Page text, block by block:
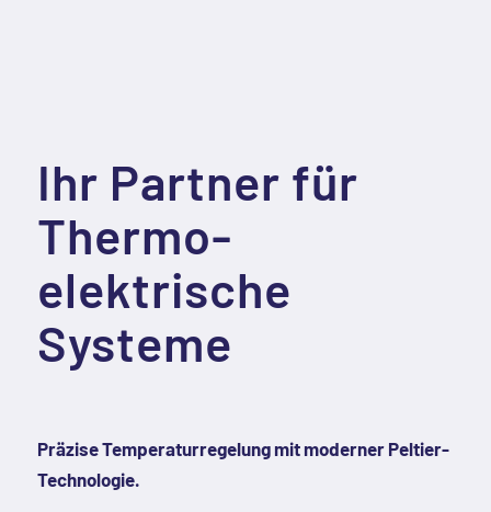
Ihr Partner für
Thermo­
elektrische
Systeme
Präzise Temperaturregelung mit moderner Peltier-
Technologie.